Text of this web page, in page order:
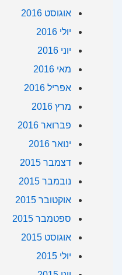
אוגוסט 2016
יולי 2016
יוני 2016
מאי 2016
אפריל 2016
מרץ 2016
פברואר 2016
ינואר 2016
דצמבר 2015
נובמבר 2015
אוקטובר 2015
ספטמבר 2015
אוגוסט 2015
יולי 2015